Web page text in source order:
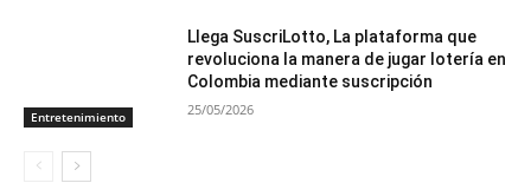
Entretenimiento
Llega SuscriLotto, La plataforma que
revoluciona la manera de jugar lotería en
Colombia mediante suscripción
25/05/2026